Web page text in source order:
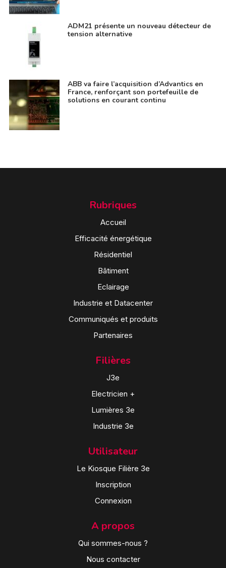
ADM21 présente un nouveau détecteur de
tension alternative
ABB va faire l’acquisition d’Advantics en
France, renforçant son portefeuille de
solutions en courant continu
Rubriques
Accueil
Efficacité énergétique
Résidentiel
Bâtiment
Eclairage
Industrie et Datacenter
Communiqués et produits
Partenaires
Filières
J3e
Electricien +
Lumières 3e
Industrie 3e
Utilisateur
Le Kiosque Filière 3e
Inscription
Connexion
A propos
Qui sommes-nous ?
Nous contacter